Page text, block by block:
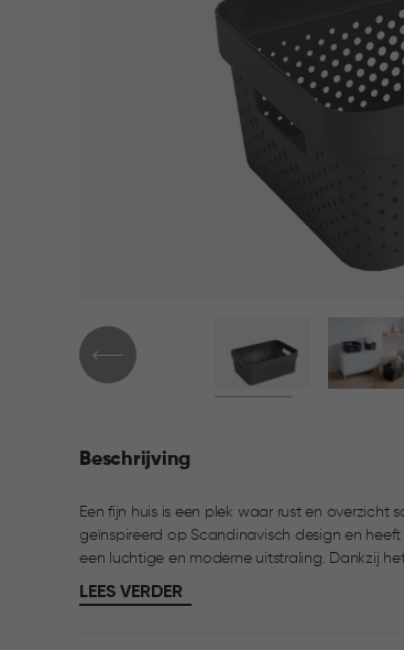
Beschrijving
Een fijn huis is een plek waar rust en overzicht
geïnspireerd op Scandinavisch design en
een luchtige en moderne uitstraling. Dankzij het compacte formaat van 11 liter is deze mand ideaal voor het
opbergen van dagelijkse spullen in de
maken hem prettig in gebruik. Eenvoudig
LEES VERDER